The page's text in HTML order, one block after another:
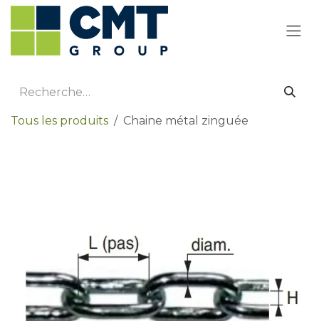
Se rendre au contenu
Tous les produits Chaine métal zinguée